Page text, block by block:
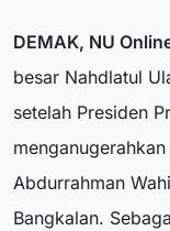
DEMAK, NU
besar Nahdlatul
setelah Presiden
Abdurrahman
Bangkalan.